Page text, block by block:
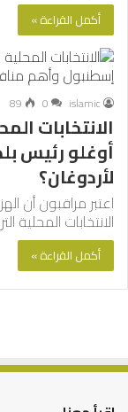
أكمل القراءة »
islamic
0
89
الانتخابات
أوغلو رئيس
لأردوغان؟
اعتبر مراقبون أن
الانتخابات
أكمل القراءة »